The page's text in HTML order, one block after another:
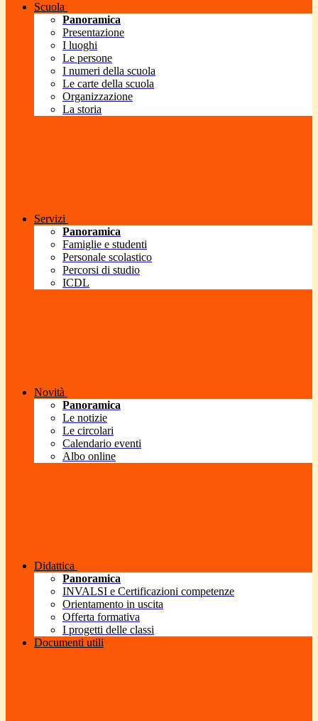
Scuola
Panoramica
Presentazione
I luoghi
Le persone
I numeri della scuola
Le carte della scuola
Organizzazione
La storia
Servizi
Panoramica
Famiglie e studenti
Personale scolastico
Percorsi di studio
ICDL
Novità
Panoramica
Le notizie
Le circolari
Calendario eventi
Albo online
Didattica
Panoramica
INVALSI e Certificazioni competenze
Orientamento in uscita
Offerta formativa
I progetti delle classi
Documenti utili